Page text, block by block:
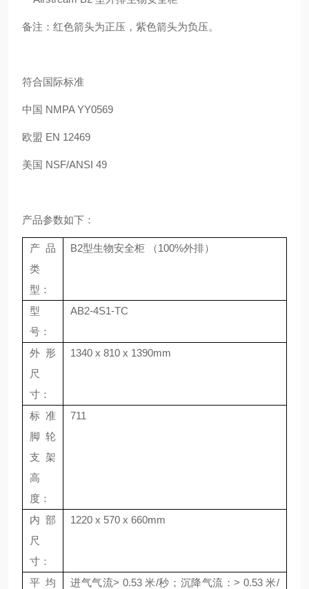
备注：红色箭头为正压，紫色箭头为负压。
符合国际标准
中国 NMPA YY0569
欧盟 EN 12469
美国 NSF/ANSI 49
产品参数如下：
产品
类
型：
B2型生物安全柜 （100%外排）
型
号：
AB2-4S1-TC
外形
尺
寸：
1340 x 810 x 1390mm
标准
脚轮
支架
高
度：
711
内部
尺
寸：
1220 x 570 x 660mm
平均
进气气流> 0.53 米/秒；沉降气流：> 0.53 米/